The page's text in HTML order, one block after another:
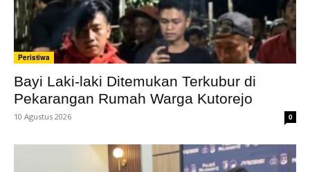
Peristiwa
Bayi Laki-laki Ditemukan Terkubur di
Pekarangan Rumah Warga Kutorejo
10 Agustus 2026 0